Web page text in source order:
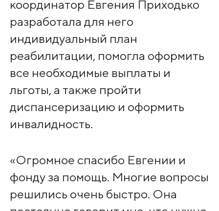
координатор Евгения Приходько
разработала для него
индивидуальный план
реабилитации, помогла оформить
все необходимые выплаты и
льготы, а также пройти
диспансеризацию и оформить
инвалидность.
«Огромное спасибо Евгении и
фонду за помощь. Многие вопросы
решились очень быстро. Она